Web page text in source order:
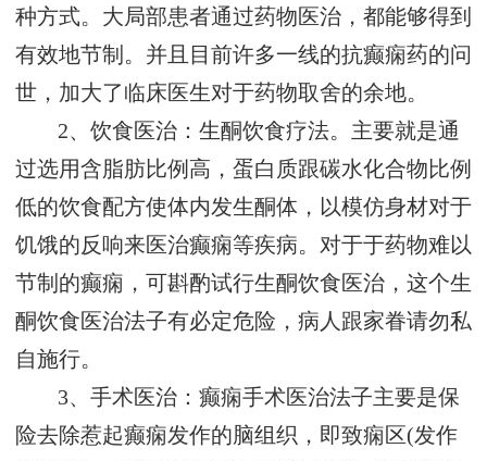
种方式。大局部患者通过药物医治，都能够得到
有效地节制。并且目前许多一线的抗癫痫药的问
世，加大了临床医生对于药物取舍的余地。
2、饮食医治：生酮饮食疗法。主要就是通
过选用含脂肪比例高，蛋白质跟碳水化合物比例
低的饮食配方使体内发生酮体，以模仿身材对于
饥饿的反响来医治癫痫等疾病。对于于药物难以
节制的癫痫，可斟酌试行生酮饮食医治，这个生
酮饮食医治法子有必定危险，病人跟家眷请勿私
自施行。
3、手术医治：癫痫手术医治法子主要是保
险去除惹起癫痫发作的脑组织，即致痫区(发作